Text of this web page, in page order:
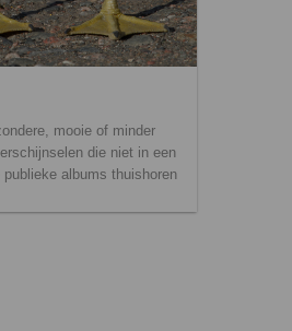
mooie of minder
die niet in een
publieke albums thuishoren